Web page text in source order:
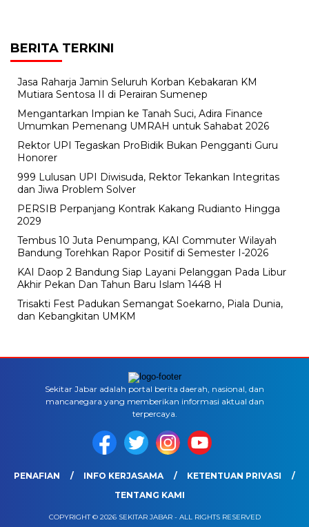
BERITA TERKINI
Jasa Raharja Jamin Seluruh Korban Kebakaran KM
Mutiara Sentosa II di Perairan Sumenep
Mengantarkan Impian ke Tanah Suci, Adira Finance
Umumkan Pemenang UMRAH untuk Sahabat 2026
Rektor UPI Tegaskan ProBidik Bukan Pengganti Guru
Honorer
999 Lulusan UPI Diwisuda, Rektor Tekankan Integritas
dan Jiwa Problem Solver
PERSIB Perpanjang Kontrak Kakang Rudianto Hingga
2029
Tembus 10 Juta Penumpang, KAI Commuter Wilayah
Bandung Torehkan Rapor Positif di Semester I-2026
KAI Daop 2 Bandung Siap Layani Pelanggan Pada Libur
Akhir Pekan Dan Tahun Baru Islam 1448 H
Trisakti Fest Padukan Semangat Soekarno, Piala Dunia,
dan Kebangkitan UMKM
Sekitar Jabar adalah portal berita daerah, nasional, dan
mancanegara yang memberikan informasi aktual dan
terpercaya.
PENAFIAN INFO KERJASAMA
KETENTUAN PRIVASI
TENTANG KAMI
COPYRIGHT © 2026 SEKITAR JABAR - ALL RIGHTS RESERVED